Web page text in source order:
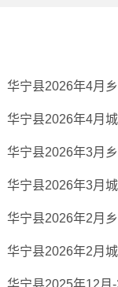
华宁县2026年4月
华宁县2026年4月
华宁县2026年3月
华宁县2026年3月
华宁县2026年2月
华宁县2026年2月
华宁县2025年12月